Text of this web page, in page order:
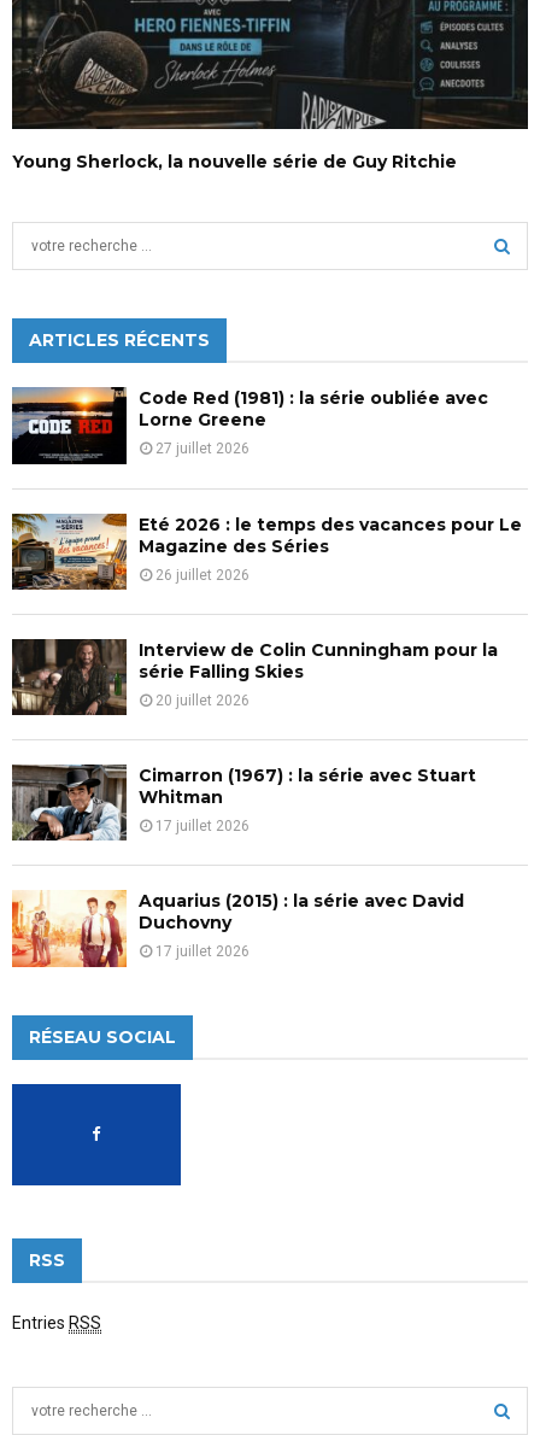
Young Sherlock, la nouvelle série de Guy Ritchie
h
f
o
r
:
C
H
ARTICLES RÉCENTS
Code Red (1981) : la série oubliée avec
Lorne Greene
27 juillet 2026
Eté 2026 : le temps des vacances pour Le
Magazine des Séries
26 juillet 2026
Interview de Colin Cunningham pour la
série Falling Skies
20 juillet 2026
Cimarron (1967) : la série avec Stuart
Whitman
17 juillet 2026
Aquarius (2015) : la série avec David
Duchovny
17 juillet 2026
RÉSEAU SOCIAL
RSS
Entries RSS